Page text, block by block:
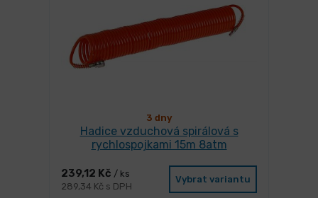
3 dny
Hadice vzduchová spirálová s
rychlospojkami 15m 8atm
239,12 Kč / ks
289,34 Kč s DPH
Vybrat variantu